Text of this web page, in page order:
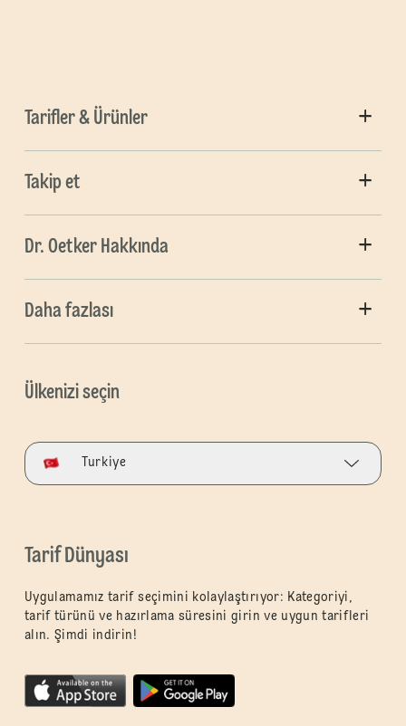
Tarifler & Ürünler
Takip et
Dr. Oetker Hakkında
Daha fazlası
Ülkenizi seçin
Turkiye
Tarif Dünyası
Uygulamamız tarif seçimini kolaylaştırıyor: Kategoriyi,
tarif türünü ve hazırlama süresini girin ve uygun tarifleri
alın. Şimdi indirin!